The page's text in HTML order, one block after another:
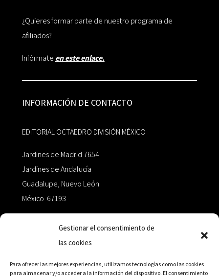
Gestionar el consentimiento de
las cookies
Para ofrecer las mejores experiencias, utilizamos tecnologías como las cookies
para almacenar y/o acceder a la información del dispositivo. El consentimiento
¿Quieres formar parte de nuestro programa de
afiliados?
Infórmate en este enlace.
INFORMACIÓN DE CONTACTO
EDITORIAL OCTAEDRO DIVISIÓN MÉXICO
Jardines de Madrid 7654
Jardines de Andalucía
Guadalupe, Nuevo León
México 67193
+52 811.499.5638